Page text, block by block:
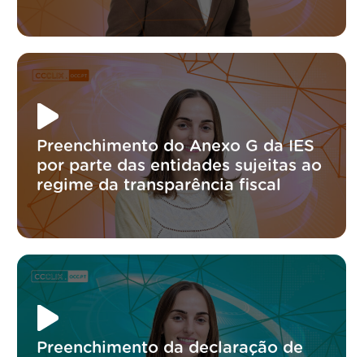
Preenchimento do Anexo G da IES
por parte das entidades sujeitas ao
regime da transparência fiscal
Preenchimento da declaração de